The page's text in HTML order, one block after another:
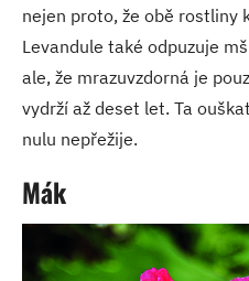
nejen proto, že obě rostliny
Levandule také odpuzuje
ale, že mrazuvzdorná je
vydrží až deset let. Ta
nulu nepřežije.
Mák